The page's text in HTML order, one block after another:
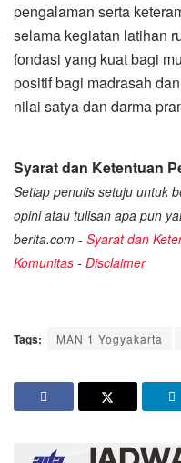
pengalaman serta
selama kegiatan latihan
fondasi yang kuat bagi
positif bagi madrasah
nilai satya dan darma
Syarat dan Ketentuan
Setiap penulis setuju untuk
opini atau tulisan apa pun
berita.com - Syarat dan
Komunitas - Disclaimer
Tags: MAN 1 Yogyakarta